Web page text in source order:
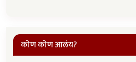
कोण कोण आलंय?